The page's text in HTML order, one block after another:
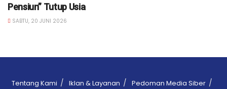
Pensiun” Tutup Usia
SABTU, 20 JUNI 2026
Tentang Kami Iklan & Layanan
Pedoman Media Siber